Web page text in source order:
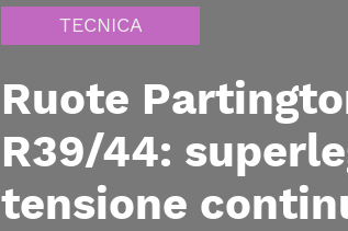
TECNICA
Ruote
R39/44:
tensione